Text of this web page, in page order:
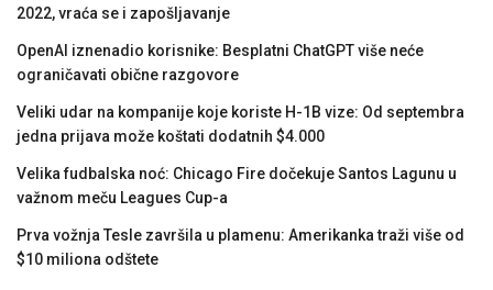
2022, vraća se i zapošljavanje
OpenAI iznenadio korisnike: Besplatni ChatGPT više neće
ograničavati obične razgovore
Veliki udar na kompanije koje koriste H-1B vize: Od septembra
jedna prijava može koštati dodatnih $4.000
Velika fudbalska noć: Chicago Fire dočekuje Santos Lagunu u
važnom meču Leagues Cup-a
Prva vožnja Tesle završila u plamenu: Amerikanka traži više od
$10 miliona odštete